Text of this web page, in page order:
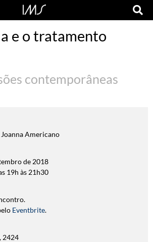
e o tratamento
contemporâneas
Americano
de 2018
19h às 21h30
Eventbrite.
2424